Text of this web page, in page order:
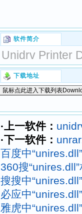
软件简介
Unidrv Printer
下载地址
·上一软件：
·下一软件：
百度中
360搜
搜搜中
必应中
雅虎中